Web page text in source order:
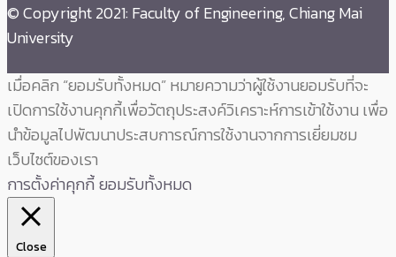
© Copyright 2021: Faculty of Engineering, Chiang Mai
University
เมื่อคลิก “ยอมรับทั้งหมด” หมายความว่าผู้ใช้งานยอมรับที่จะ
เปิดการใช้งานคุกกี้เพื่อวัตถุประสงค์วิเคราะห์การเข้าใช้งาน เพื่อ
นำข้อมูลไปพัฒนาประสบการณ์การใช้งานจากการเยี่ยมชม
เว็บไซต์ของเรา
การตั้งค่าคุกกี้ยอมรับทั้งหมด
Close